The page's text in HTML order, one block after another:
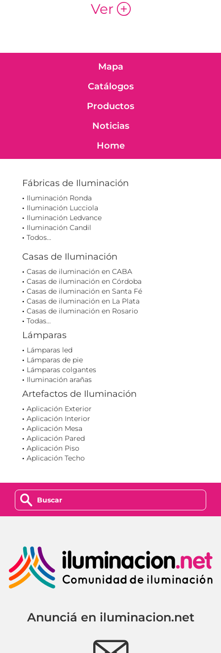
Ver p
Mapa
Catálogos
Productos
Noticias
Home
Fábricas de Iluminación
Iluminación Ronda
Iluminación Lucciola
Iluminación Ledvance
Iluminación Candil
Todos...
Casas de Iluminación
Casas de iluminación en CABA
Casas de iluminación en Córdoba
Casas de iluminación en Santa Fé
Casas de iluminación en La Plata
Casas de iluminación en Rosario
Todas...
Lámparas
Lámparas led
Lámparas de pie
Lámparas colgantes
Iluminación arañas
Artefactos de Iluminación
Aplicación Exterior
Aplicación Interior
Aplicación Mesa
Aplicación Pared
Aplicación Piso
Aplicación Techo
z
Anunciá en iluminacion.net